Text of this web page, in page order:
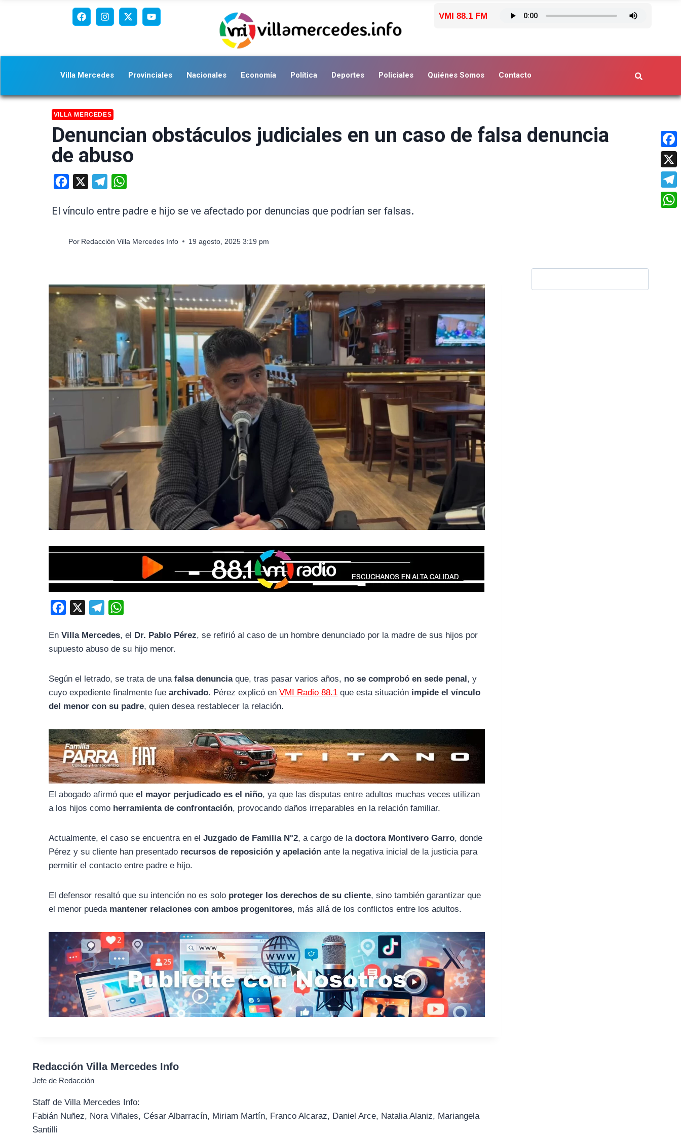
VMI 88.1 FM
Villa Mercedes Provinciales Nacionales Economía Política Deportes Policiales Quiénes Somos Contacto
VILLA MERCEDES
Denuncian obstáculos judiciales en un caso de falsa denuncia
de abuso
Facebook Telegram
El vínculo entre padre e hijo se ve afectado por denuncias que podrían ser falsas.
Por Redacción Villa Mercedes Info 19 agosto, 2025 3:19 pm
c
e
o
l
e
r
a
t
A
EnVilla Mercedes, el Dr. Pablo Pérez, se refirió al caso de un hombre denunciado por la madre de sus hijos por
supuesto abuso de su hijo menor.
Según el letrado, se trata de unafalsa denunciaque, tras pasar varios años, no se comprobó en sede penal , y
cuyo expediente finalmente fuearchivado. Pérez explicó enVMI Radio 88.1 que esta situación impide el vínculo
del menor con su padre, quien desea restablecer la relación.
El abogado afirmó queel mayor perjudicado es el niño, ya que las disputas entre adultos muchas veces utilizan
a los hijos como herramienta de confrontación, provocando daños irreparables en la relación familiar.
Actualmente, el caso se encuentra en elJuzgado de Familia N°2, a cargo de ladoctora Montivero Garro, donde
Pérez y su cliente han presentado recursos de reposición y apelación ante la negativa inicial de la justicia para
permitir el contacto entre padre e hijo.
El defensor resaltó que su intención no es solo proteger los derechos de su cliente, sino también garantizar que
el menor pueda mantener relaciones con ambos progenitores, más allá de los conflictos entre los adultos.
Redacción Villa Mercedes Info
Jefe de Redacción
Staff de Villa Mercedes Info:
Fabián Nuñez, Nora Viñales, César Albarracín, Miriam Martín, Franco Alcaraz, Daniel Arce, Natalia Alaniz, Mariangela
Santilli
X